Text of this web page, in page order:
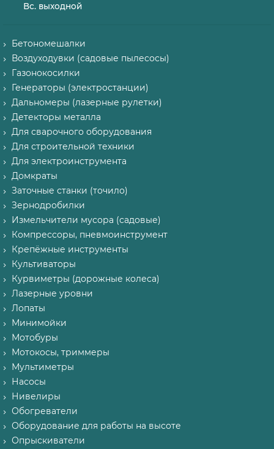
Вс. выходной
Бетономешалки
Воздуходувки (садовые пылесосы)
Газонокосилки
Генераторы (электростанции)
Дальномеры (лазерные рулетки)
Детекторы металла
Для сварочного оборудования
Для строительной техники
Для электроинструмента
Домкраты
Заточные станки (точило)
Зернодробилки
Измельчители мусора (садовые)
Компрессоры, пневмоинструмент
Крепёжные инструменты
Культиваторы
Курвиметры (дорожные колеса)
Лазерные уровни
Лопаты
Минимойки
Мотобуры
Мотокосы, триммеры
Мультиметры
Насосы
Нивелиры
Обогреватели
Оборудование для работы на высоте
Опрыскиватели